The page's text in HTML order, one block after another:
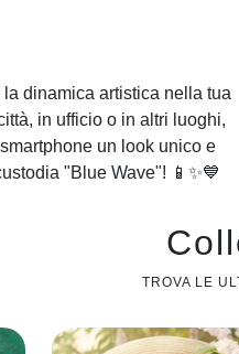
dinamica artistica nella tua
in ufficio o in altri luoghi,
un look unico e
"Blue Wave"! 📱✨💙
TROVA LE